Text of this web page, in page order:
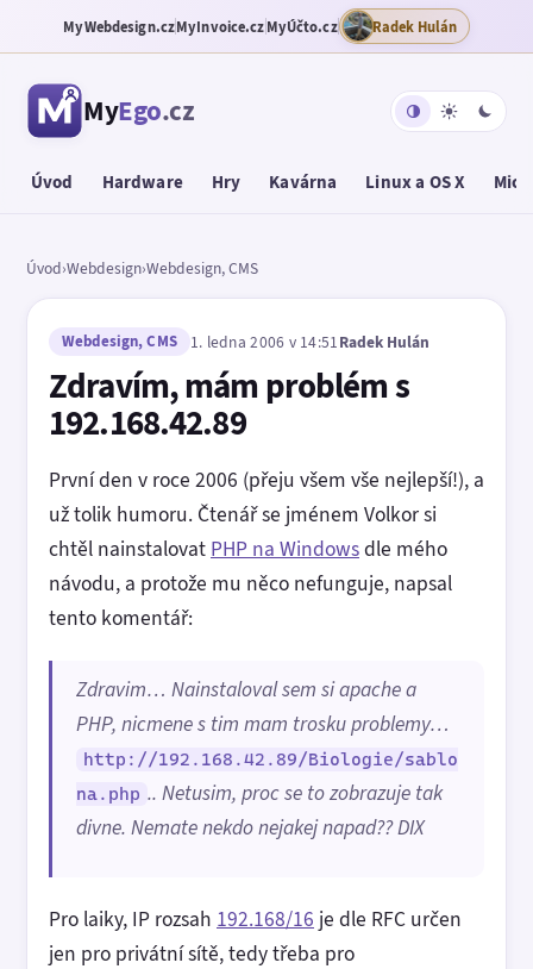
MyWebdesign.czMyInvoice.czMyÚčto.cz Radek Hulán
MyEgo.cz
Úvod Hardware Hry Kavárna Linux a OS X
Úvod›Webdesign›Webdesign, CMS
Webdesign, CMS 1. ledna 2006 v 14:51 Radek Hulán
Zdravím, mám problém s
192.168.42.89
První den v roce 2006 (přeju všem vše nejlepší!), a
už tolik humoru. Čtenář se jménem Volkor si
chtěl nainstalovat PHP na Windowsdle mého
návodu, a protože mu něco nefunguje, napsal
tento komentář:
Zdravim… Nainstaloval sem si apache a
PHP, nicmene s tim mam trosku problemy…
http://192.168.42.89/Biologie/sablo
na.php .. Netusim, proc se to zobrazuje tak
divne. Nemate nekdo nejakej napad?? DIX
Pro laiky, IP rozsah 192.168/16 je dle RFC určen
jen pro privátní sítě, tedy třeba pro